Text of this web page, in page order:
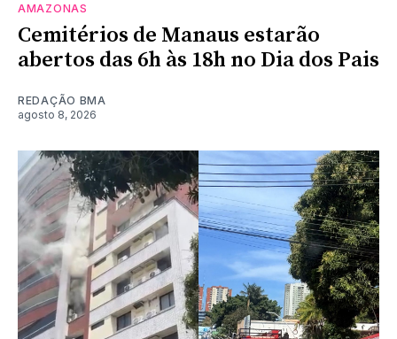
AMAZONAS
Cemitérios de Manaus estarão
abertos das 6h às 18h no Dia dos Pais
REDAÇÃO BMA
agosto 8, 2026